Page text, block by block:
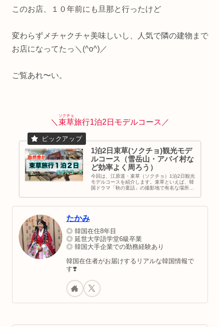
このお店、１０年前にも旦那と行ったけど
変わらずメチャクチャ美味しいし、人気で隣の建物まで
お店になってたっ＼(^o^)／
ご覧あれ〜い。
＼ 束草
ソクチョ
旅行1泊2日モデルコース／
1泊2日束草(ソクチョ)観光モデ
ルコース（雪岳山・アバイ村な
ど効率よく周ろう）
今回は、江原道・束草（ソクチョ）1泊2日観光
モデルコースを紹介します。束草といえば、韓
国ドラマ「秋の童話」の撮影地で有名な場所。
て自然豊かな街なのでリフレッシュ旅になるこ
たかみ
◎ 韓国在住8年目
◎ 延世大学語学堂6級卒業
◎ 韓国大手企業での勤務経験あり
韓国在住者がお届けするリアルな韓国情報で
す❣️